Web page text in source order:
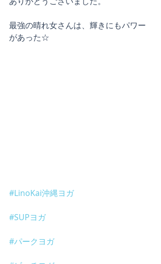
最強の晴れ女さんは、輝きにもパワー
があった☆
#LinoKai沖縄ヨガ
#SUPヨガ
#パークヨガ